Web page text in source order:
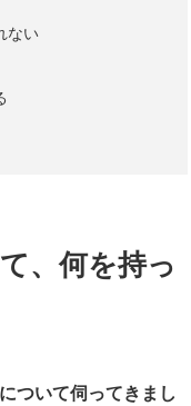
ない
、何を持っ
ついて伺ってきまし